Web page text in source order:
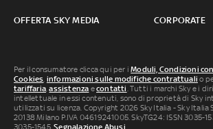
OFFERTA SKY MEDIA CORPORATE
Per il consumatore clicca qui per iModuli, Condizioni
Cookies, informazioni sulle modifiche contrattuali o
tariffaria,assistenza econtatti. Tutti i marchi Sky e i
intellettuale in essi contenuti, sono di proprietà di Sky
utilizzati su licenza. Copyright 2026 Sky Italia - Sky Italia
20138 Milano P.IVA 04619241005. SkyTG24: ISSN 3035-
3035-1545.Segnalazione Abusi